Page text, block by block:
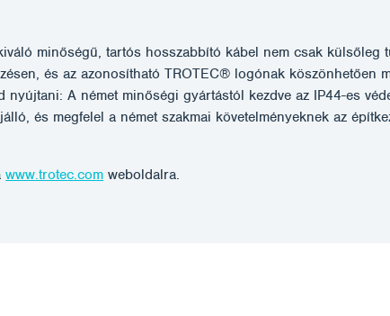
minőségű, tartós hosszabbító kábel nem csak külsőleg
és az azonosítható TROTEC® logónak köszönhetően
A német minőségi gyártástól kezdve az IP44-es
és megfelel a német szakmai követelményeknek az
www.trotec.com weboldalra.